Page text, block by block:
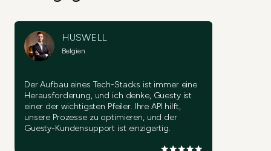
HUSWELL
Belgien
Der Aufbau eines Tech-Stacks ist immer eine
Herausforderung, und ich denke, Guesty ist
einer der wichtigsten Pfeiler. Ihre API hilft,
unsere Prozesse zu optimieren, und der
Guesty-Kundensupport ist einzigartig.